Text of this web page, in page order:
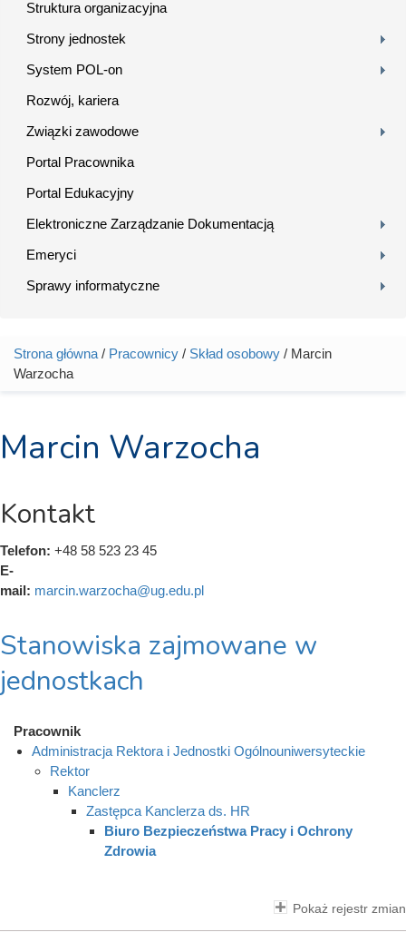
Struktura organizacyjna
Strony jednostek
System POL-on
Rozwój, kariera
Związki zawodowe
Portal Pracownika
Portal Edukacyjny
Elektroniczne Zarządzanie Dokumentacją
Emeryci
Sprawy informatyczne
Jesteś tutaj
Strona główna / Pracownicy / Skład osobowy / Marcin
Warzocha
Marcin Warzocha
Kontakt
Telefon: +48 58 523 23 45
E-
mail: marcin.warzocha@ug.edu.pl
Stanowiska zajmowane w
jednostkach
Pracownik
Administracja Rektora i Jednostki Ogólnouniwersyteckie
Rektor
Kanclerz
Zastępca Kanclerza ds. HR
Biuro Bezpieczeństwa Pracy i Ochrony
Zdrowia
Pokaż rejestr zmian